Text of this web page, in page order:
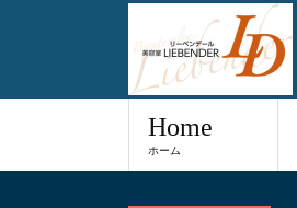
Home
ホーム